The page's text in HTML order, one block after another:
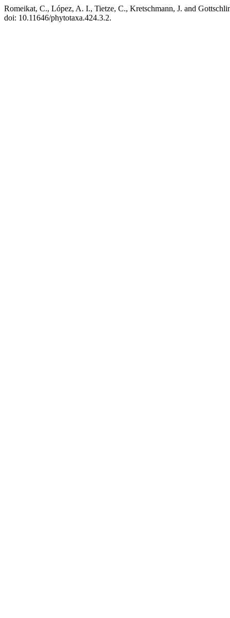
Romeikat, C., López, A. I., Tietze, C., Kretschmann, J. and
doi: 10.11646/phytotaxa.424.3.2.